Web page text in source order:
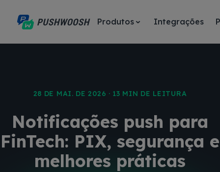
Produtos Integrações
28 DE MAI. DE 2026 · 13 MIN DE LEITURA
Notificações push para
FinTech: PIX, segurança e
melhores práticas